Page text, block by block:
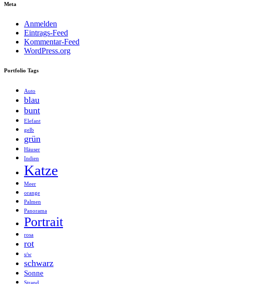
Meta
Anmelden
Eintrags-Feed
Kommentar-Feed
WordPress.org
Portfolio Tags
Auto
blau
bunt
Elefant
gelb
grün
Häuser
Indien
Katze
Meer
orange
Palmen
Panorama
Portrait
rosa
rot
s/w
schwarz
Sonne